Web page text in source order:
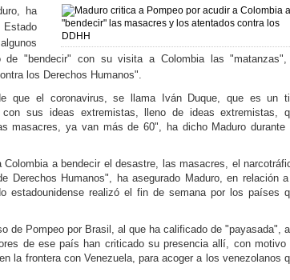
ha
Estado
"bendecir" con su visita a Colombia las
los Derechos Humanos".
que el coronavirus, se llama Iván Duque, que es un
sus ideas extremistas, lleno de ideas extremistas,
masacres, ya van más de 60", ha dicho Maduro durante
a bendecir el desastre, las masacres, el
Derechos Humanos", ha asegurado Maduro, en relación
estadounidense realizó el fin de semana por los países
de Pompeo por Brasil, al que ha calificado de "payasada",
de ese país han criticado su presencia allí, con motivo
la frontera con Venezuela, para acoger a los venezolanos